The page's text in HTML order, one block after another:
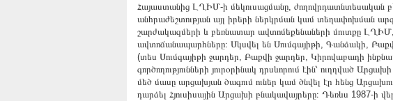
Հայաստանից ԼՂԻՄ-ի մեկուսացմանը, ժողովրդատնտեսական
անհրաժեշտության այլ իրերի ներկրման կամ տեղափոխման
շարժակազմերի և բեռնատար ավտոմեքենաների մուտքը ԼՂԻՄ,
ավտոճանապարհները։ Սկսվել են Սումգայիթի, Գանձակի, Բաքվի
(տես Սումգայիթի ջարդեր, Բաքվի ջարդեր, Կիրովաբադի
գործողությունների յուրօրինակ դրսևորում էին՝ ուղղված
մեծ մասը արցախյան ծագում ուներ կամ ծնվել էր հենց
դարձել Հյուսիսային Արցախի բնակավայրերը։ Դեռևս 1987-ի